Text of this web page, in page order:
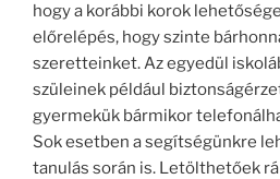
hogy a korábbi korok
előrelépés, hogy szinte
szeretteinket. Az egyedül
szüleinek például
gyermekük bármikor
Sok esetben a segítségünkre
tanulás során is. Letölthetőek